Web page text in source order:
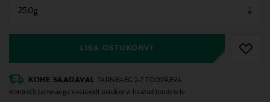
LISA OSTUKORVI
null
KOHE SAADAVAL
TARNEAEG 2-7 TÖÖPÄEVA
Kontrolli tarneaega vastavalt ostukorvi lisatud toodetele